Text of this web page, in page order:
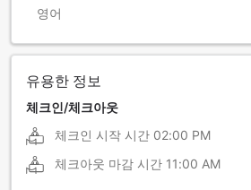
영어
유용한 정보
체크인/체크아웃
체크인 시작 시간 02:00 PM
체크아웃 마감 시간 11:00 AM